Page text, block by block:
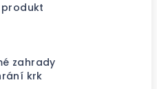
zahrady
krk